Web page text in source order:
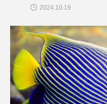
トラフザメ
ドキュメンタリー
ドチザメ ナマズ
ナンヨウマンタ ニ
2024.10.19